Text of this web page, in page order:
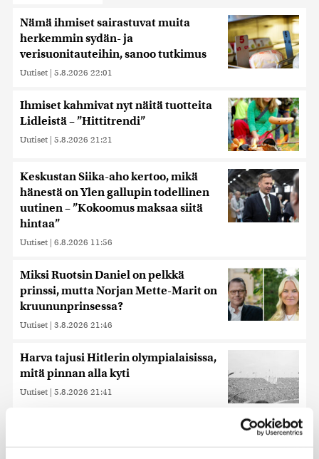
Nämä ihmiset sairastuvat muita
herkemmin sydän- ja
verisuonitauteihin, sanoo tutkimus
Uutiset | 5.8.2026 22:01
Ihmiset kahmivat nyt näitä tuotteita
Lidleistä – ”Hittitrendi”
Uutiset | 5.8.2026 21:21
Keskustan Siika-aho kertoo, mikä
hänestä on Ylen gallupin todellinen
uutinen – ”Kokoomus maksaa siitä
hintaa”
Uutiset | 6.8.2026 11:56
Miksi Ruotsin Daniel on pelkkä
prinssi, mutta Norjan Mette-Marit on
kruununprinsessa?
Uutiset | 3.8.2026 21:46
Harva tajusi Hitlerin olympialaisissa,
mitä pinnan alla kyti
Uutiset | 5.8.2026 21:41
vuosikymmenen jäljessä Venäjän